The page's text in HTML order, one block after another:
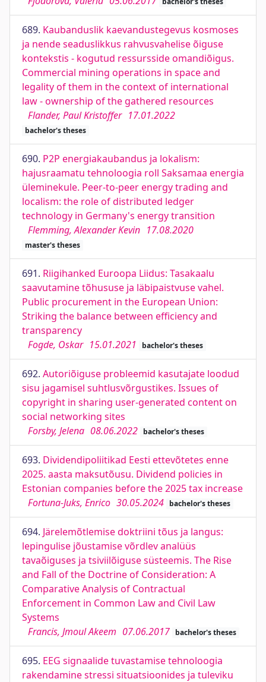
689. Kaubanduslik kaevandustegevus kosmoses
ja nende seaduslikkus rahvusvahelise õiguse
kontekstis - kogutud ressursside omandiõigus.
Commercial mining operations in space and
legality of them in the context of international
law - ownership of the gathered resources
Flander, Paul Kristoffer 17.01.2022
bachelor's theses
690. P2P energiakaubandus ja lokalism:
hajusraamatu tehnoloogia roll Saksamaa energia
üleminekule. Peer-to-peer energy trading and
localism: the role of distributed ledger
technology in Germany's energy transition
Flemming, Alexander Kevin 17.08.2020
master's theses
691. Riigihanked Euroopa Liidus: Tasakaalu
saavutamine tõhususe ja läbipaistvuse vahel.
Public procurement in the European Union:
Striking the balance between efficiency and
transparency
Fogde, Oskar 15.01.2021 bachelor's theses
692. Autoriõiguse probleemid kasutajate loodud
sisu jagamisel suhtlusvõrgustikes. Issues of
copyright in sharing user-generated content on
social networking sites
Forsby, Jelena 08.06.2022 bachelor's theses
693. Dividendipoliitikad Eesti ettevõtetes enne
2025. aasta maksutõusu. Dividend policies in
Estonian companies before the 2025 tax increase
Fortuna-Juks, Enrico 30.05.2024 bachelor's theses
694. Järelemõtlemise doktriini tõus ja langus:
lepingulise jõustamise võrdlev analüüs
tavaõiguses ja tsiviilõiguse süsteemis. The Rise
and Fall of the Doctrine of Consideration: A
Comparative Analysis of Contractual
Enforcement in Common Law and Civil Law
Systems
Francis, Jmoul Akeem 07.06.2017 bachelor's theses
695. EEG signaalide tuvastamise tehnoloogia
rakendamine stressi situatsioonides ja tuleviku